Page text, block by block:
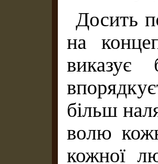
Досить
на
більш
волю
кожної